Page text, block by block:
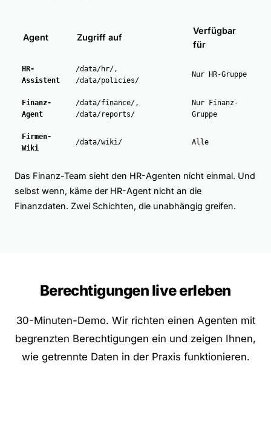
Agent Zugriff auf
Verfügbar
für
HR-
Assistent
/data/hr/,
/data/policies/
Nur HR-Gruppe
Finanz-
Agent
/data/finance/,
/data/reports/
Nur Finanz-
Gruppe
Firmen-
Wiki
/data/wiki/ Alle
Das Finanz-Team sieht den HR-Agenten nicht einmal. Und
selbst wenn, käme der HR-Agent nicht an die
Finanzdaten. Zwei Schichten, die unabhängig greifen.
Berechtigungen live erleben
30-Minuten-Demo. Wir richten einen Agenten mit
begrenzten Berechtigungen ein und zeigen Ihnen,
wie getrennte Daten in der Praxis funktionieren.